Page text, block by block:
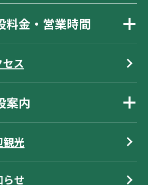
料金・営業時間
セス
案内
観光
らせ